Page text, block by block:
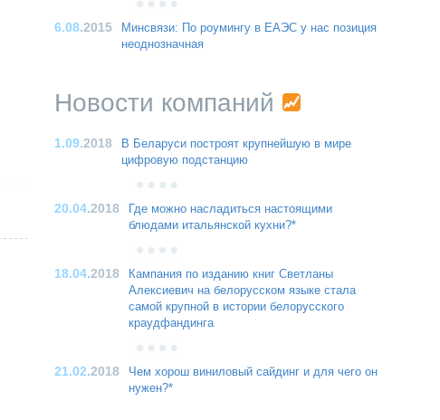
6.08.2015
Минсвязи: По роумингу в ЕАЭС у нас позиция
неоднозначная
Новости компаний
1.09.2018
В Беларуси построят крупнейшую в мире
цифровую подстанцию
20.04.2018
Где можно насладиться настоящими
блюдами итальянской кухни?*
18.04.2018
Кампания по изданию книг Светланы
Алексиевич на белорусском языке стала
самой крупной в истории белорусского
краудфандинга
21.02.2018
Чем хорош виниловый сайдинг и для чего он
нужен?*